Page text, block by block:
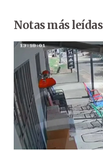
Notas más leídas